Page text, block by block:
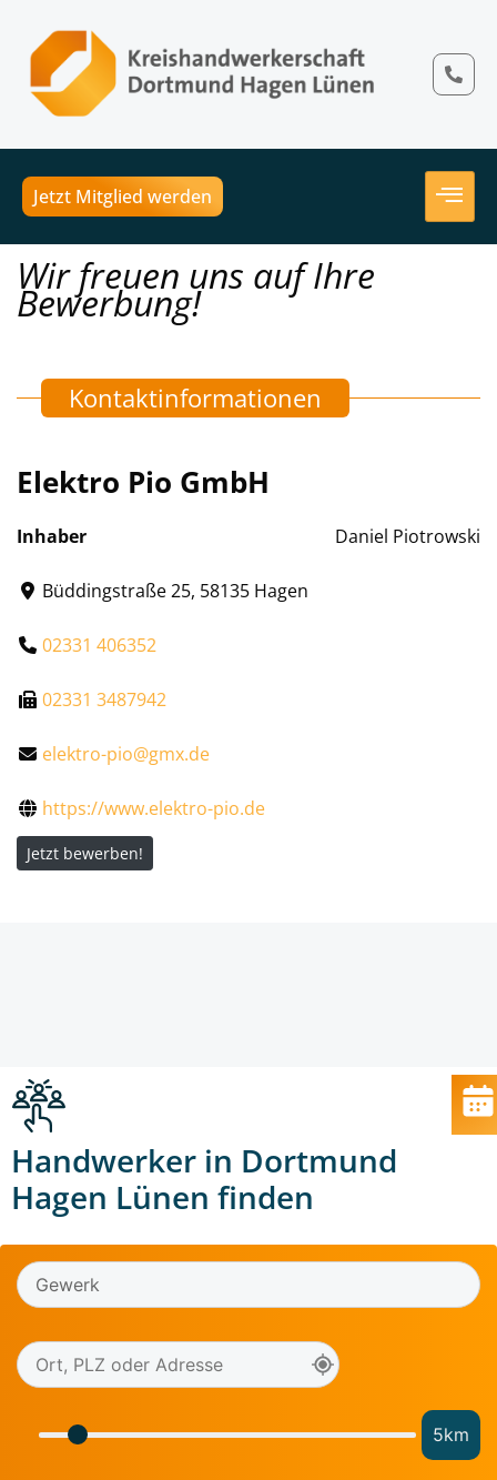
Jetzt Mitglied werden
Wir freuen uns auf Ihre
Bewerbung!
Kontaktinformationen
Elektro Pio GmbH
Inhaber Daniel Piotrowski
Büddingstraße 25, 58135 Hagen
02331 406352
02331 3487942
elektro-pio@gmx.de
https://www.elektro-pio.de
Jetzt bewerben!
Handwerker in Dortmund
Hagen Lünen finden
5km